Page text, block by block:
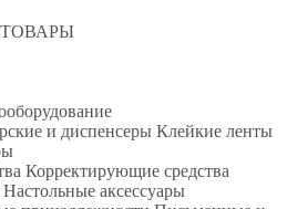
Клейкие ленты
Корректирующие средства
Настольные аксессуары